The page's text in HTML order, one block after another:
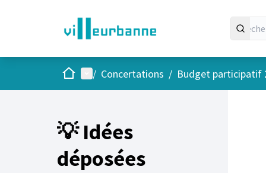
AccueilMenu principal
/ Concertations / Budget participatif
💡 Idées
déposées